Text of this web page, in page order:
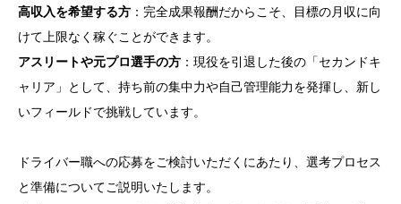
高収入を希望する方 ：完全成果報酬だからこそ、目標の月収に向
けて上限なく稼ぐことができます。
アスリートや元プロ選手の方 ：現役を引退した後の「セカンドキ
ャリア」として、持ち前の集中力や自己管理能力を発揮し、新し
いフィールドで挑戦しています。
ドライバー職への応募をご検討いただくにあたり、選考プロセス
と準備についてご説明いたします。